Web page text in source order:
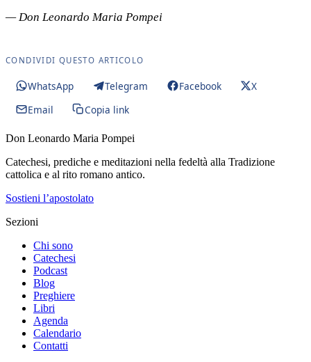
— Don Leonardo Maria Pompei
CONDIVIDI QUESTO ARTICOLO
WhatsApp Telegram Facebook
X
Email
Copia link
Don Leonardo Maria Pompei
Catechesi, prediche e meditazioni nella fedeltà alla Tradizione
cattolica e al rito romano antico.
Sostieni l’apostolato
Sezioni
Chi sono
Catechesi
Podcast
Blog
Preghiere
Libri
Agenda
Calendario
Contatti